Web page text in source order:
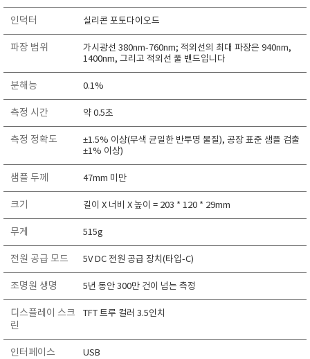
Showa sokki
SNDWAY
Solarmeter®
SONIC CORPORATION
T&D
TAKEMURA
Termoprodukt
TFA Dostmann
THERMO LAB
TSI
UNITTA
UPRTEK
WATER-I.D
WTW
인덕터 실리콘 포토다이오드
파장 범위
가시광선 380nm-760nm; 적외선의 최대 파장은 940nm,
1400nm, 그리고 적외선 풀 밴드입니다
분해능 0.1%
측정 시간 약 0.5초
측정 정확도
±1.5% 이상(무색 균일한 반투명 물질), 공장 표준 샘플 검출
±1% 이상)
샘플 두께 47mm 미만
크기 길이 X 너비 X 높이 = 203 * 120 * 29mm
무게 515g
전원 공급 모드 5V DC 전원 공급 장치(타입-C)
조명원 생명 5년 동안 300만 건이 넘는 측정
디스플레이 스크
린
TFT 트루 컬러 3.5인치
인터페이스 USB